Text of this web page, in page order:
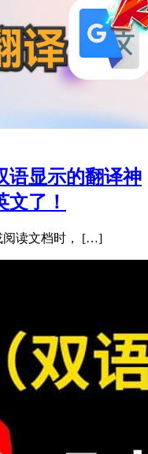
语显示的翻译神
了！
阅读文档时， […]